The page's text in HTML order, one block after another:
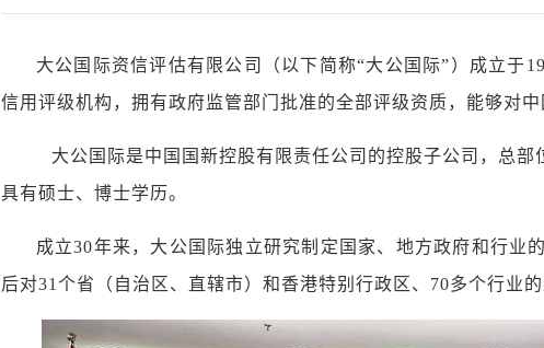
大公国际资信评估有限公司（以下简称“大公国际”）成立于
信用评级机构，拥有政府监管部门批准的全部评级资质，能够
大公国际是中国国新控股有限责任公司的控股子公司，总部
具有硕士、博士学历。
成立30年来，大公国际独立研究制定国家、地方政府和行业
后对31个省（自治区、直辖市）和香港特别行政区、70多个行业